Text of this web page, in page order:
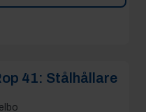
41: Stålhållare